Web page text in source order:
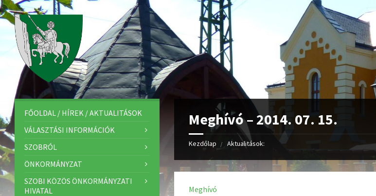
Meghívó – 2014. 07. 15.
Kezdőlap Aktualitások:
Meghívó
FŐOLDAL / HÍREK / AKTUALITÁSOK
VÁLASZTÁSI INFORMÁCIÓK
SZOBRÓL
ÖNKORMÁNYZAT
SZOBI KÖZÖS ÖNKORMÁNYZATI
HIVATAL